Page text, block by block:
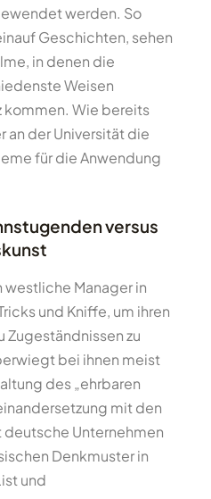
werden. So
Geschichten, sehen
in denen die
Weisen
kommen. Wie bereits
an der Universität die
für die Anwendung
versus
westliche Manager in
und Kniffe, um ihren
Zugeständnissen zu
bei ihnen meist
des „ehrbaren
mit den
Unternehmen
Denkmuster in
und